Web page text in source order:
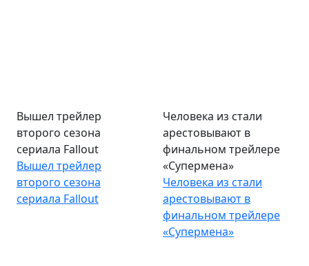
Вышел трейлер
второго сезона
сериала Fallout
Вышел трейлер
второго сезона
сериала Fallout
Человека из стали
арестовывают в
финальном трейлере
«Супермена»
Человека из стали
арестовывают в
финальном трейлере
«Супермена»